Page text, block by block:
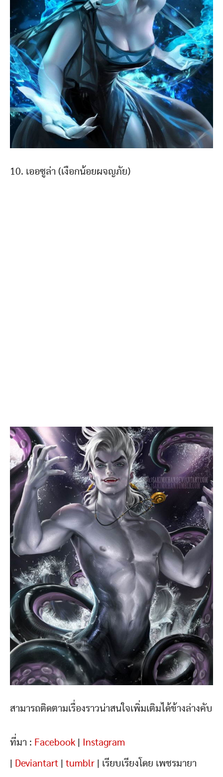
10. เออซูล่า (เงือกน้อยผจญภัย)
สามารถติดตามเรื่องราวน่าสนใจเพิ่มเติมได้ข้างล่างคับ
ที่มา : Facebook Instagram
Deviantart tumblr | เรียบเรียงโดย เพชรมายา